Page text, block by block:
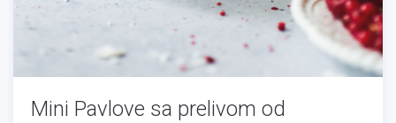
Mini Pavlove sa prelivom od